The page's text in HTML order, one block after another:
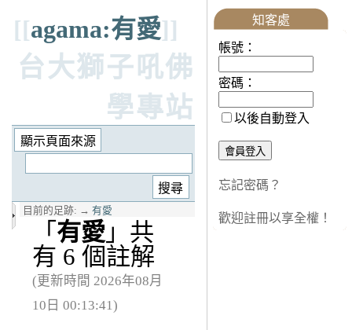
[[agama:有愛]]
台大獅子吼佛
學專站
目前的足跡: → 有愛
「 有愛 」共
有 6 個註解
(更新時間 2026年08月
10日 00:13:41)
知客處
帳號：
密碼：
以後自動登入
忘記密碼？
歡迎註冊以享全權！